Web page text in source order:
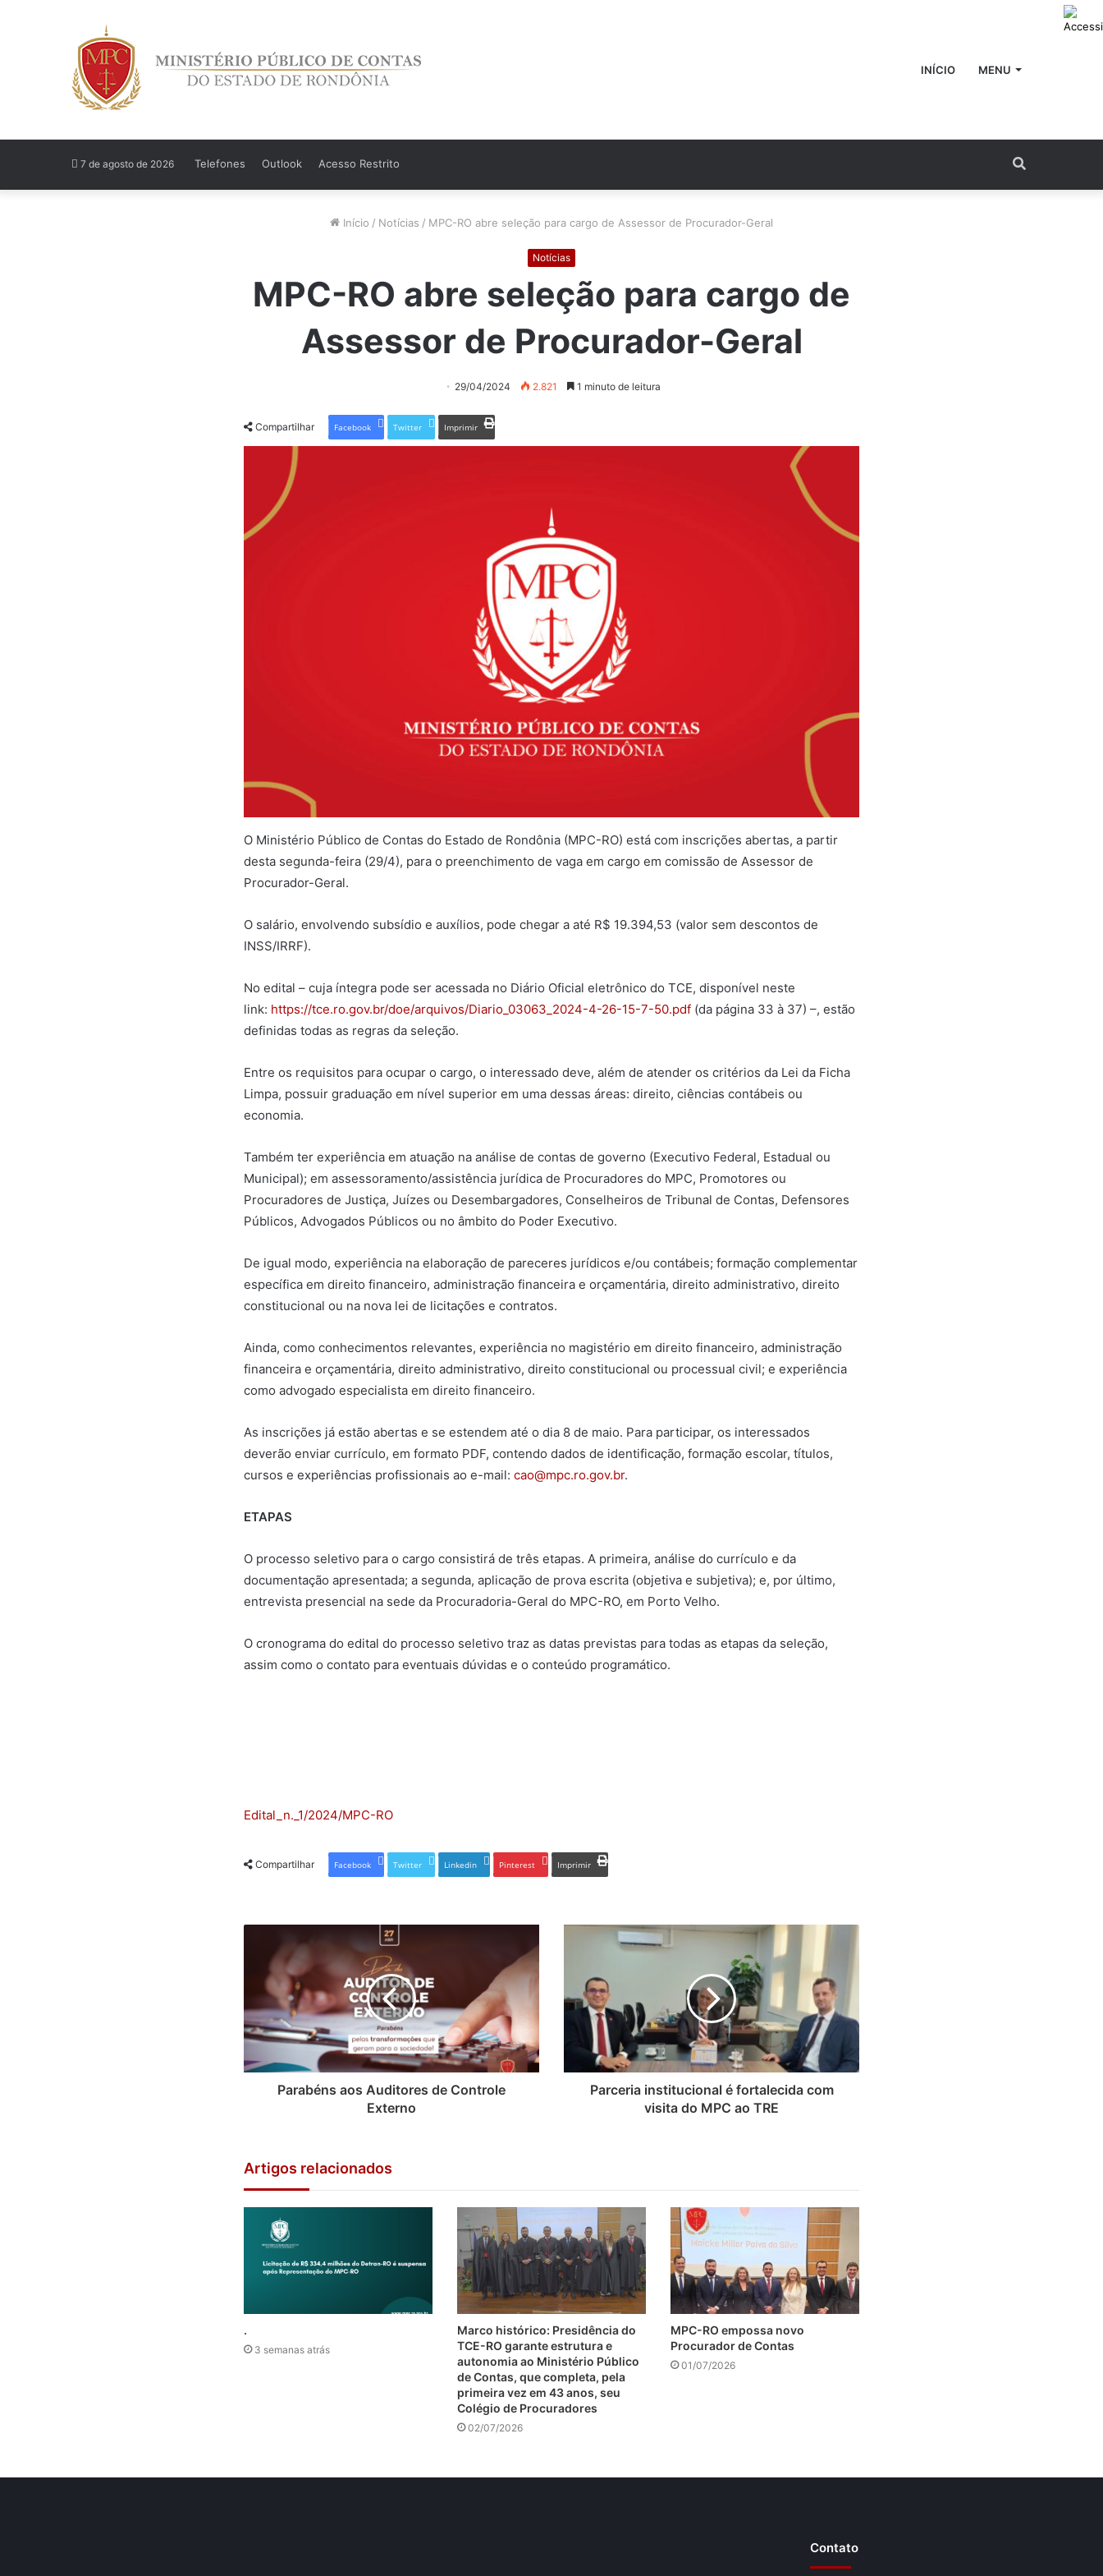
INÍCIO MENU
7 de agosto de 2026 Telefones Outlook Acesso Restrito
Início / Notícias / MPC-RO abre seleção para cargo de Assessor de Procurador-Geral
Notícias
MPC-RO abre seleção para cargo de
Assessor de Procurador-Geral
29/04/2024 2.821 1 minuto de leitura
Compartilhar Facebook Twitter Imprimir
O Ministério Público de Contas do Estado de Rondônia (MPC-RO) está com inscrições abertas, a partir
desta segunda-feira (29/4), para o preenchimento de vaga em cargo em comissão de Assessor de
Procurador-Geral.
O salário, envolvendo subsídio e auxílios, pode chegar a até R$ 19.394,53 (valor sem descontos de
INSS/IRRF).
No edital – cuja íntegra pode ser acessada no Diário Oficial eletrônico do TCE, disponível neste
link: https://tce.ro.gov.br/doe/arquivos/Diario_03063_2024-4-26-15-7-50.pdf (da página 33 à 37) –, estão
definidas todas as regras da seleção.
Entre os requisitos para ocupar o cargo, o interessado deve, além de atender os critérios da Lei da Ficha
Limpa, possuir graduação em nível superior em uma dessas áreas: direito, ciências contábeis ou
economia.
Também ter experiência em atuação na análise de contas de governo (Executivo Federal, Estadual ou
Municipal); em assessoramento/assistência jurídica de Procuradores do MPC, Promotores ou
Procuradores de Justiça, Juízes ou Desembargadores, Conselheiros de Tribunal de Contas, Defensores
Públicos, Advogados Públicos ou no âmbito do Poder Executivo.
De igual modo, experiência na elaboração de pareceres jurídicos e/ou contábeis; formação complementar
específica em direito financeiro, administração financeira e orçamentária, direito administrativo, direito
constitucional ou na nova lei de licitações e contratos.
Ainda, como conhecimentos relevantes, experiência no magistério em direito financeiro, administração
financeira e orçamentária, direito administrativo, direito constitucional ou processual civil; e experiência
como advogado especialista em direito financeiro.
As inscrições já estão abertas e se estendem até o dia 8 de maio. Para participar, os interessados
deverão enviar currículo, em formato PDF, contendo dados de identificação, formação escolar, títulos,
cursos e experiências profissionais ao e-mail: cao@mpc.ro.gov.br.
ETAPAS
O processo seletivo para o cargo consistirá de três etapas. A primeira, análise do currículo e da
documentação apresentada; a segunda, aplicação de prova escrita (objetiva e subjetiva); e, por último,
entrevista presencial na sede da Procuradoria-Geral do MPC-RO, em Porto Velho.
O cronograma do edital do processo seletivo traz as datas previstas para todas as etapas da seleção,
assim como o contato para eventuais dúvidas e o conteúdo programático.
Edital_n._1/2024/MPC-RO
Compartilhar Facebook Twitter Linkedin Pinterest Imprimir
Parabéns aos Auditores de Controle
Externo
Parceria institucional é fortalecida com
visita do MPC ao TRE
Artigos relacionados
.
3 semanas atrás
Marco histórico: Presidência do
TCE-RO garante estrutura e
autonomia ao Ministério Público
de Contas, que completa, pela
primeira vez em 43 anos, seu
Colégio de Procuradores
02/07/2026
MPC-RO empossa novo
Procurador de Contas
01/07/2026
Contato